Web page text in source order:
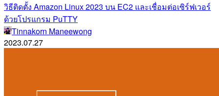
วิธีติดตั้ง Amazon Linux 2023 บน EC2 และเชื่อมต่อเซิร์ฟเวอร์
ด้วยโปรแกรม PuTTY
Tinnakorn Maneewong
2023.07.27